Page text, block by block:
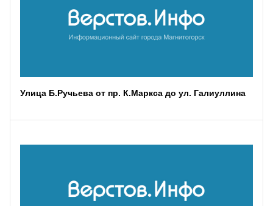
Улица Б.Ручьева от пр. К.Маркса до ул. Галиуллина